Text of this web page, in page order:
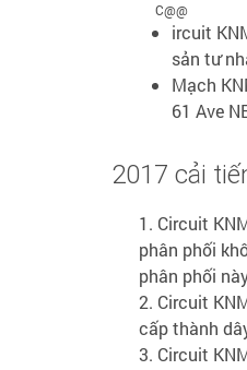
C@@
ircuit
sản tư
Mạch
61 Ave
2017 cải
Circuit
phân phối
phân phối
Circuit
cấp thành
Circuit